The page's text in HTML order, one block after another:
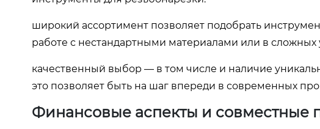
широкий ассортимент позволяет подобрать
работе с нестандартными материалами или в сложных
качественный выбор — в том числе и наличие
это позволяет быть на шаг впереди в современных
Финансовые аспекты и совместные